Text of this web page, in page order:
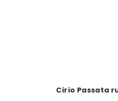
Cirio Passata